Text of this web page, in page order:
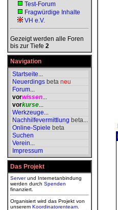
Test-Forum
Fragwürdige Inhalte
VH e.V.
Gezeigt werden alle Foren
bis zur Tiefe 2
Navigation
Startseite...
Neuerdings beta neu
Forum...
vorwissen...
vorkurse...
Werkzeuge...
Nachhilfevermittlung beta...
Online-Spiele beta
Suchen
Verein...
Impressum
Das Projekt
Serverund Internetanbindung
werden durch Spenden
finanziert.
Organisiert wird das Projekt von
unserem Koordinatorenteam